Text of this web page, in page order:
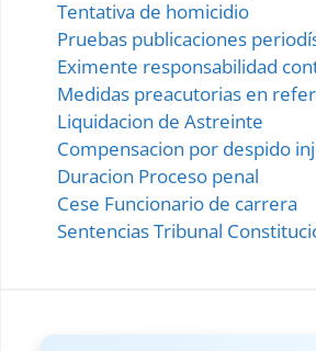
Tentativa de homicidio
Pruebas publicaciones
Eximente responsabilidad
Medidas preacutorias en
Liquidacion de Astreinte
Compensacion por despido
Duracion Proceso penal
Cese Funcionario de carrera
Sentencias Tribunal